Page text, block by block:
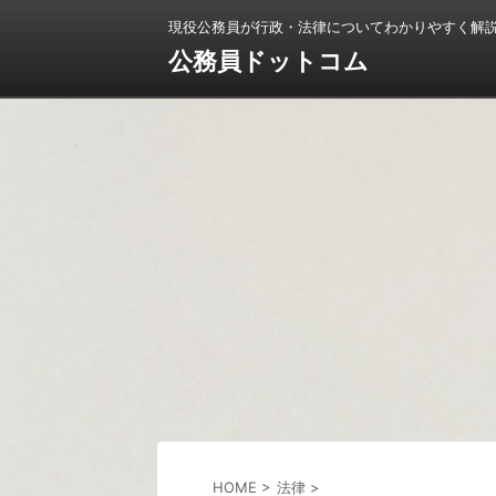
現役公務員が行政・法律についてわかりやすく解
公務員ドットコム
HOME > 法律 >